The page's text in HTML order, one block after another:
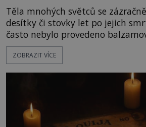
Těla mnohých světců se
desítky či stovky let po jejich
často nebylo provedeno
pokusy o konzervaci.
považovány za důkaz svatosti
ZOBRAZIT VÍCE